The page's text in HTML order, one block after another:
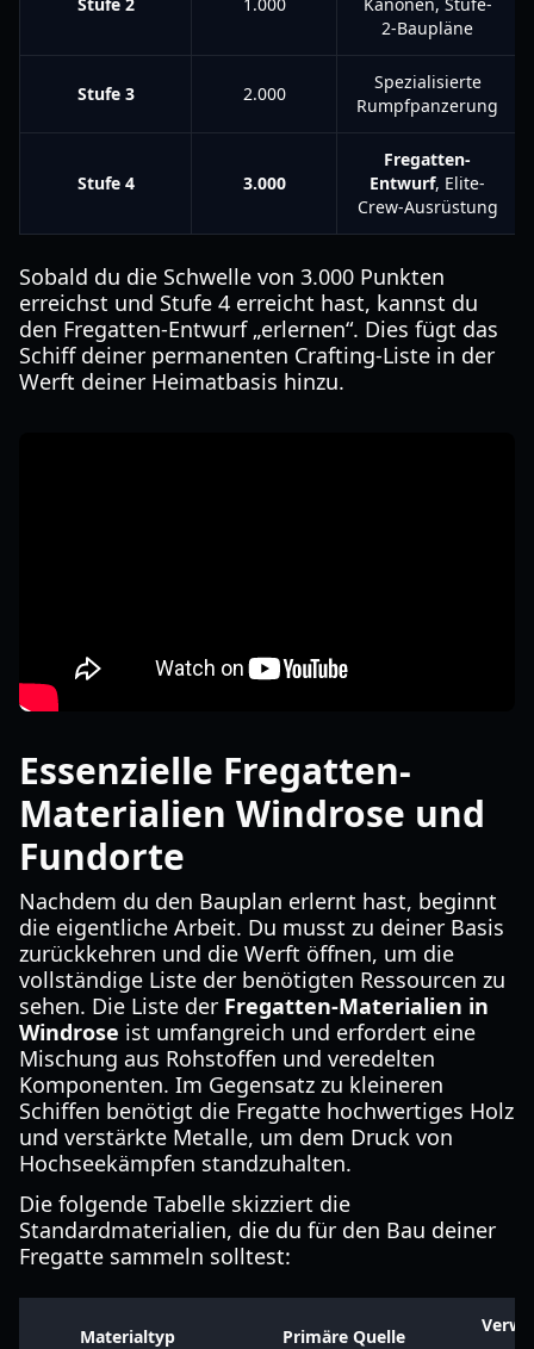
2-Baupläne
Stufe 3 2.000
Spezialisierte
Rumpfpanzerung
Stufe 4 3.000
Fregatten-
Entwurf, Elite-
Crew-Ausrüstung
Sobald du die Schwelle von 3.000 Punkten
erreichst und Stufe 4 erreicht hast, kannst du
den Fregatten-Entwurf „erlernen“. Dies fügt das
Schiff deiner permanenten Crafting-Liste in der
Werft deiner Heimatbasis hinzu.
Essenzielle Fregatten-
Materialien Windrose und
Fundorte
Nachdem du den Bauplan erlernt hast, beginnt
die eigentliche Arbeit. Du musst zu deiner Basis
zurückkehren und die Werft öffnen, um die
vollständige Liste der benötigten Ressourcen zu
sehen. Die Liste der Fregatten-Materialien in
Windrose ist umfangreich und erfordert eine
Mischung aus Rohstoffen und veredelten
Komponenten. Im Gegensatz zu kleineren
Schiffen benötigt die Fregatte hochwertiges Holz
und verstärkte Metalle, um dem Druck von
Hochseekämpfen standzuhalten.
Die folgende Tabelle skizziert die
Standardmaterialien, die du für den Bau deiner
Fregatte sammeln solltest:
Materialtyp Primäre Quelle